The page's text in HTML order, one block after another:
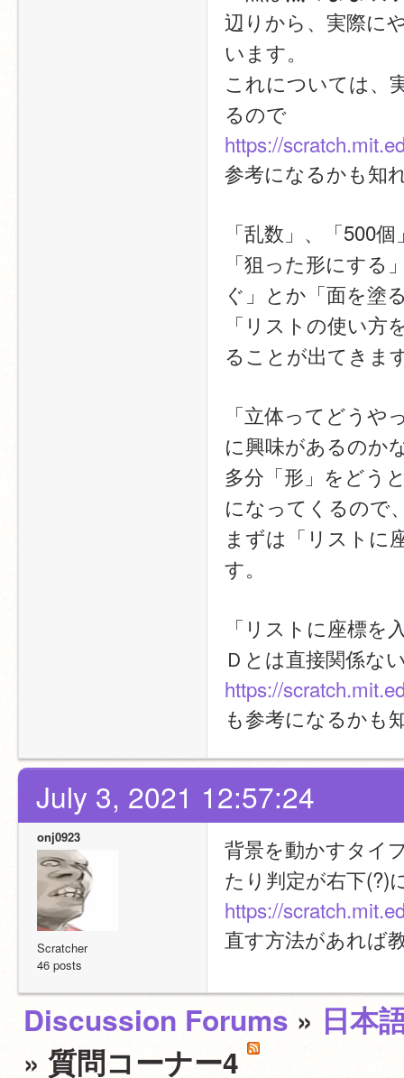
辺りから、実際に
います。
これについては、
るので
https://
参考になるかも知
「乱数」、「500
「狙った形にす
ぐ」とか「面を塗
「リストの使い
ることが出てきま
「立体ってどう
に興味があるのか
多分「形」をどう
になってくるので
まずは「リストに
す。
「リストに座標
Ｄとは直接関係な
https://
も参考になるかも
July 3, 2021 12:57:24
onj0923
Scratcher
46 posts
背景を動かすタイ
たり判定が右下(?)
https://
直す方法があれば
Discussion Forums » 日本
» 質問コーナー4